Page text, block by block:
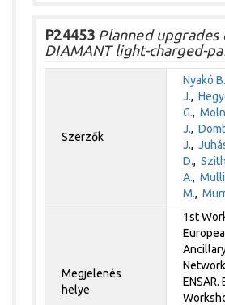
P24453 Planned upgrades
DIAMANT light-charged-
Szerzők
Nyakó
J.,
G.,
J.,
J.,
D.,
A.,
M.,
Megjelenés
helye
1st
ENSAR.